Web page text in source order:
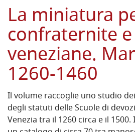
La miniatura
confraternite
veneziane.
1260-1460
Il volume raccoglie uno studio
degli statuti delle Scuole di
Venezia tra il 1260 circa e il 1500.